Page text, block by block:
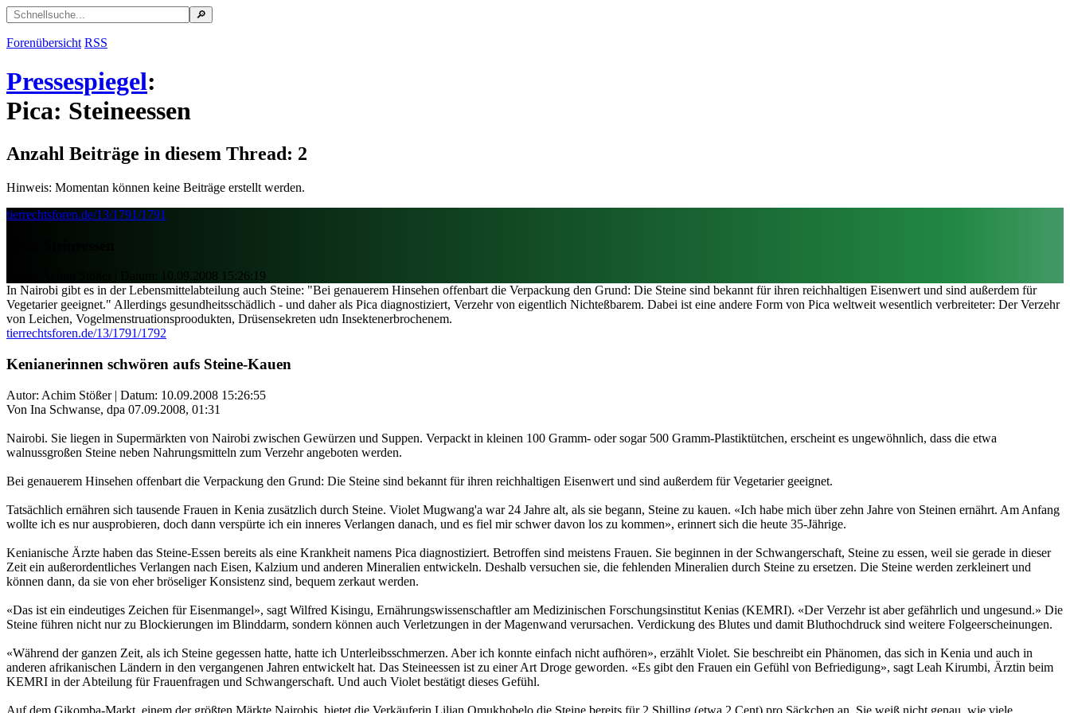
Forenübersicht RSS
Pressespiegel:
Pica: Steineessen
Anzahl Beiträge in diesem Thread: 2
Hinweis: Momentan können keine Beiträge erstellt werden.
tierrechtsforen.de/13/1791/1791
10.09.2008 15:26:19
In Nairobi gibt es in der Lebensmittelabteilung auch Steine: "Bei genauerem Hinsehen offenbart die Verpackung den Grund: Die Steine sind bekannt für ihren reichhaltigen Eisenwert und sind außerdem für
Vegetarier geeignet." Allerdings gesundheitsschädlich - und daher als Pica diagnostiziert, Verzehr von eigentlich Nichteßbarem. Dabei ist eine andere Form von Pica weltweit wesentlich verbreiteter: Der Verzehr
von Leichen, Vogelmenstruationsproodukten, Drüsensekreten udn Insektenerbrochenem.
tierrechtsforen.de/13/1791/1792
Kenianerinnen schwören aufs Steine-Kauen
Autor: Achim Stößer | Datum: 10.09.2008 15:26:55
Von Ina Schwanse, dpa 07.09.2008, 01:31
Nairobi. Sie liegen in Supermärkten von Nairobi zwischen Gewürzen und Suppen. Verpackt in kleinen 100 Gramm- oder sogar 500 Gramm-Plastiktütchen, erscheint es ungewöhnlich, dass die etwa
walnussgroßen Steine neben Nahrungsmitteln zum Verzehr angeboten werden.
Bei genauerem Hinsehen offenbart die Verpackung den Grund: Die Steine sind bekannt für ihren reichhaltigen Eisenwert und sind außerdem für Vegetarier geeignet.
Tatsächlich ernähren sich tausende Frauen in Kenia zusätzlich durch Steine. Violet Mugwang'a war 24 Jahre alt, als sie begann, Steine zu kauen. «Ich habe mich über zehn Jahre von Steinen ernährt. Am Anfang
wollte ich es nur ausprobieren, doch dann verspürte ich ein inneres Verlangen danach, und es fiel mir schwer davon los zu kommen», erinnert sich die heute 35-Jährige.
Kenianische Ärzte haben das Steine-Essen bereits als eine Krankheit namens Pica diagnostiziert. Betroffen sind meistens Frauen. Sie beginnen in der Schwangerschaft, Steine zu essen, weil sie gerade in dieser
Zeit ein außerordentliches Verlangen nach Eisen, Kalzium und anderen Mineralien entwickeln. Deshalb versuchen sie, die fehlenden Mineralien durch Steine zu ersetzen. Die Steine werden zerkleinert und
können dann, da sie von eher bröseliger Konsistenz sind, bequem zerkaut werden.
«Das ist ein eindeutiges Zeichen für Eisenmangel», sagt Wilfred Kisingu, Ernährungswissenschaftler am Medizinischen Forschungsinstitut Kenias (KEMRI). «Der Verzehr ist aber gefährlich und ungesund.» Die
Steine führen nicht nur zu Blockierungen im Blinddarm, sondern können auch Verletzungen in der Magenwand verursachen. Verdickung des Blutes und damit Bluthochdruck sind weitere Folgeerscheinungen.
«Während der ganzen Zeit, als ich Steine gegessen hatte, hatte ich Unterleibsschmerzen. Aber ich konnte einfach nicht aufhören», erzählt Violet. Sie beschreibt ein Phänomen, das sich in Kenia und auch in
anderen afrikanischen Ländern in den vergangenen Jahren entwickelt hat. Das Steineessen ist zu einer Art Droge geworden. «Es gibt den Frauen ein Gefühl von Befriedigung», sagt Leah Kirumbi, Ärztin beim
KEMRI in der Abteilung für Frauenfragen und Schwangerschaft. Und auch Violet bestätigt dieses Gefühl.
Auf dem Gikomba-Markt, einem der größten Märkte Nairobis, bietet die Verkäuferin Lilian Omukhobelo die Steine bereits für 2 Shilling (etwa 2 Cent) pro Säckchen an. Sie weiß nicht genau, wie viele